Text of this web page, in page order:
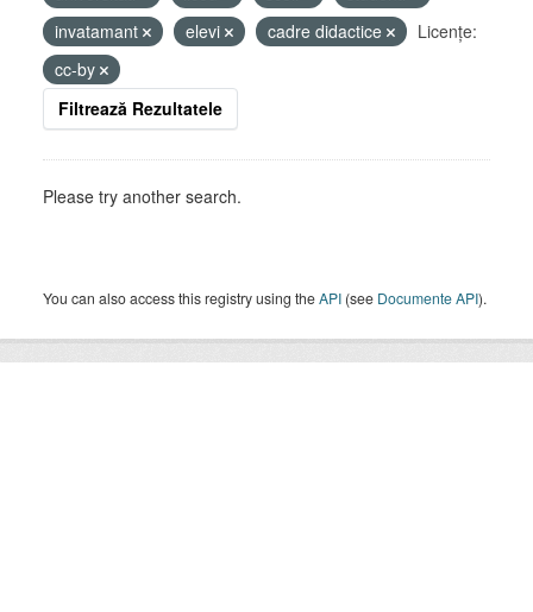
invatamant
elevi cadre didactice
Licenţe:
cc-by
Filtrează Rezultatele
Please try another search.
You can also access this registry using theAPI (see Documente API).